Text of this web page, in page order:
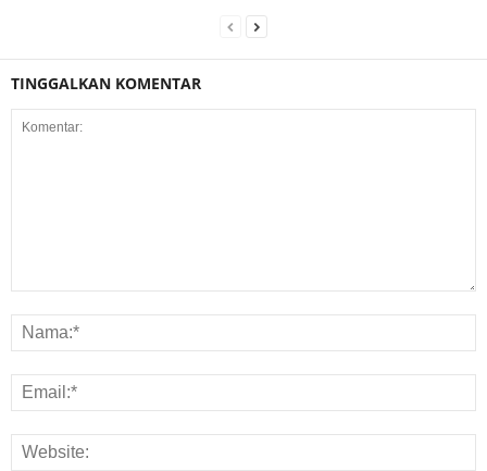
TINGGALKAN KOMENTAR